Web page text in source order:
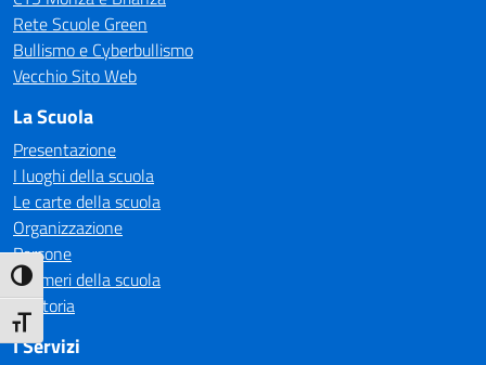
Attiva/disattiva alto contrasto
Attiva/disattiva dimensione testo
Rete Scuole Green
Bullismo e Cyberbullismo
Vecchio Sito Web
La Scuola
Presentazione
I luoghi della scuola
Le carte della scuola
Organizzazione
Persone
I numeri della scuola
La storia
I Servizi